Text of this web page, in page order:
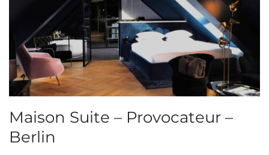
Maison Suite – Provocateur –
Berlin